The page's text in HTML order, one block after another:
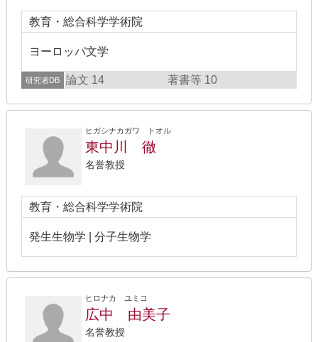
教育・総合科学学術院
ヨーロッパ文学
研究者DB 論文 14 著書等 10
ヒガシナカガワ トオル
東中川 徹
名誉教授
教育・総合科学学術院
発生生物学 | 分子生物学
ヒロナカ ユミコ
広中 由美子
名誉教授